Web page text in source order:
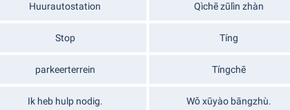
Huurautostation Qìchē zūlìn zhàn
Stop Tíng
parkeerterrein Tíngchē
Ik heb hulp nodig. Wǒ xūyào bāngzhù.